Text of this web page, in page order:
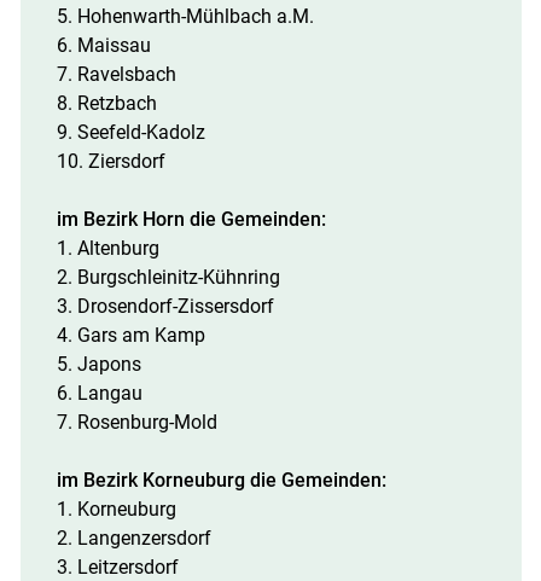
5. Hohenwarth-Mühlbach a.M.
6. Maissau
7. Ravelsbach
8. Retzbach
9. Seefeld-Kadolz
10. Ziersdorf
im Bezirk Horn die Gemeinden:
1. Altenburg
2. Burgschleinitz-Kühnring
3. Drosendorf-Zissersdorf
4. Gars am Kamp
5. Japons
6. Langau
7. Rosenburg-Mold
im Bezirk Korneuburg die Gemeinden:
1. Korneuburg
2. Langenzersdorf
3. Leitzersdorf